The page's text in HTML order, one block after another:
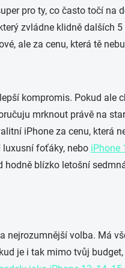
pro ty, co často točí na
zvládne klidně dalších
ale za cenu, která tě
kompromis. Pokud ale
mrknout právě na
iPhone za cenu, která
luxusní foťáky, nebo iPhone
blízko letošní
nejrozumnější volba. Má
je i tak mimo tvůj